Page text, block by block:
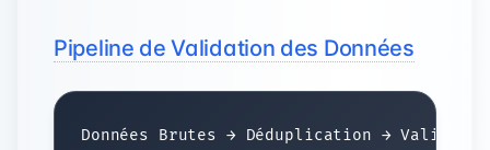
Pipeline de Validation des Données